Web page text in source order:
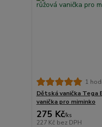
1
Dětská vanička Tega
vanička pro miminko
275 Kč/ks
227 Kč bez DPH